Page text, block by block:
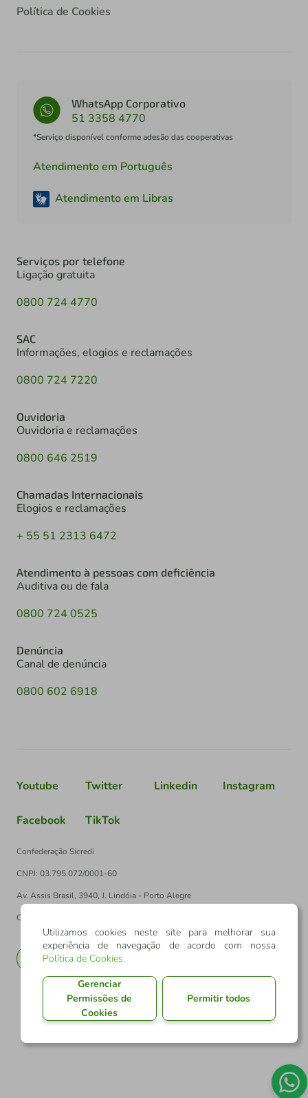
Política de Cookies
WhatsApp Corporativo
51 3358 4770
*Serviço disponível conforme adesão das cooperativas
Atendimento em Português
Atendimento em Libras
Serviços por telefone
Ligação gratuita
0800 724 4770
SAC
Informações, elogios e reclamações
0800 724 7220
Ouvidoria
Ouvidoria e reclamações
0800 646 2519
Chamadas Internacionais
Elogios e reclamações
+ 55 51 2313 6472
Atendimento à pessoas com deficiência
Auditiva ou de fala
0800 724 0525
Denúncia
Canal de denúncia
0800 602 6918
Youtube Twitter Linkedin Instagram
Facebook TikTok
Confederação Sicredi
CNPJ: 03.795.072/0001-60
Av. Assis Brasil, 3940, J. Lindóia - Porto Alegre
CEP: 91010-003
EN
Utilizamos cookies neste site para melhorar sua
experiência de navegação de acordo com nossa
Política de Cookies.
Gerenciar
Permissões de
Cookies
Permitir todos